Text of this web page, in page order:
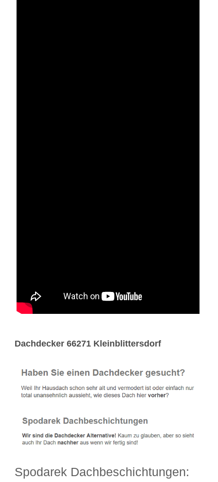
Dachdecker 66271 Kleinblittersdorf
Spodarek Dachbeschichtungen: